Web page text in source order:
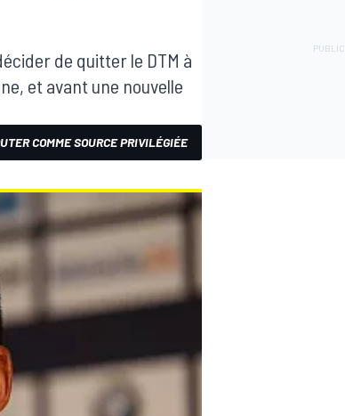
de quitter le DTM à
et avant une nouvelle
COMME SOURCE PRIVILÉGIÉE